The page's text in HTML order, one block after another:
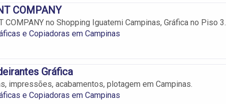
COMPANY
COMPANY no Shopping Iguatemi Campinas, Gráfica no Piso 3.
e Copiadoras em Campinas
Gráfica
impressões, acabamentos, plotagem em Campinas.
e Copiadoras em Campinas